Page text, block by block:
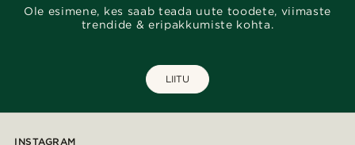
Ole esimene, kes saab teada uute toodete, viimaste
trendide & eripakkumiste kohta.
LIITU
INSTAGRAM